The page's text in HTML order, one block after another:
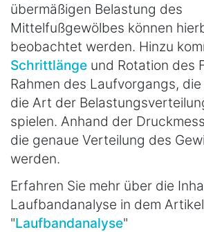
übermäßigen Belastung des
Mittelfußgewölbes können
beobachtet werden. Hinzu
Schrittlänge und Rotation des
Rahmen des Laufvorgangs,
die Art der
spielen. Anhand der
die genaue Verteilung des
werden.
Erfahren Sie mehr über die
Laufbandanalyse in dem Artikel
"Laufbandanalyse"